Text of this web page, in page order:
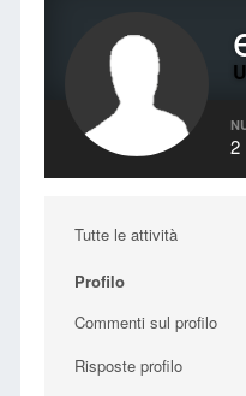
2
Tutte le attività
Profilo
Commenti sul profilo
Risposte profilo